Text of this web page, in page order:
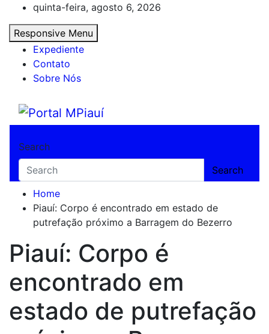
content
quinta-feira, agosto 6, 2026
Responsive Menu
Expediente
Contato
Sobre Nós
Portal MPiauí
Search
Search
Home
Piauí: Corpo é encontrado em estado de
putrefação próximo a Barragem do Bezerro
Piauí: Corpo é
encontrado em
estado de putrefação